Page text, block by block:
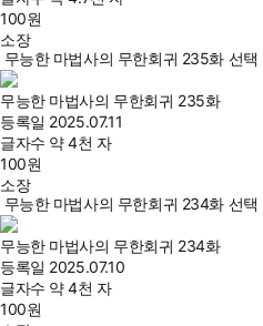
100원
소장
무능한 마법사의 무한회귀 235화 선택
무능한 마법사의 무한회귀 235화
등록일 2025.07.11
글자수 약 4천 자
100원
소장
무능한 마법사의 무한회귀 234화 선택
무능한 마법사의 무한회귀 234화
등록일 2025.07.10
글자수 약 4천 자
100원